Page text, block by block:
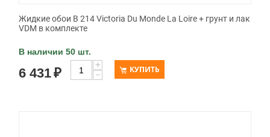
Жидкие обои В 214 Victoria Du Monde La Loire + грунт и лак
VDM в комплекте
В наличии 50 шт.
6 431₽
+
−
КУПИТЬ